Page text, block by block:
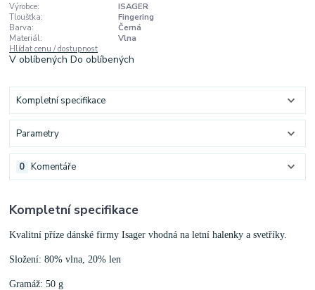
Výrobce:
ISAGER
Tloušťka:
Fingering
Barva:
Černá
Materiál:
Vlna
Hlídat cenu / dostupnost
V oblíbenýchDo oblíbených
Kompletní specifikace
Parametry
Komentáře
0
Kompletní specifikace
Kvalitní příze dánské firmy Isager vhodná na letní halenky a svetříky.
Složení: 80% vlna, 20% len
Gramáž: 50 g